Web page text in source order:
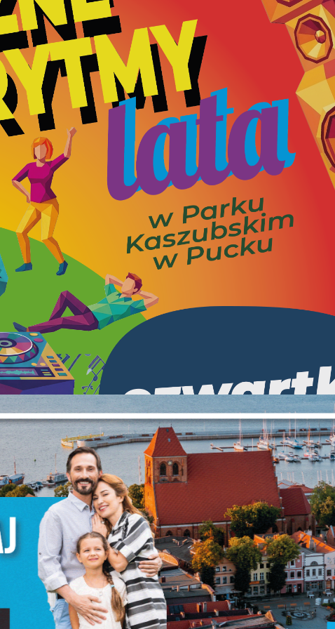
Ustawienia
Szanujemy Twoją prywatność. Możesz zmienić ustawienia cookies lub zaakceptować je
wszystkie. W dowolnym momencie możesz dokonać zmiany swoich ustawień.
Niezbędne
Niezbędne pliki cookies służą do prawidłowego funkcjonowania strony internetowej i
umożliwiają Ci komfortowe korzystanie z oferowanych przez nas usług.
Pliki cookies odpowiadają na podejmowane przez Ciebie działania w celu m.in.
dostosowania Twoich ustawień preferencji prywatności, logowania czy wypełniania
formularzy. Dzięki plikom cookies strona, z której korzystasz, może działać bez zakłóceń.
Funkcjonalne i personalizacyjne
Tego typu pliki cookies umożliwiają stronie internetowej zapamiętanie wprowadzonych
przez Ciebie ustawień oraz personalizację określonych funkcjonalności czy
prezentowanych treści.